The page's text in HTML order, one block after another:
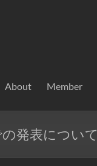
About Member
発表について